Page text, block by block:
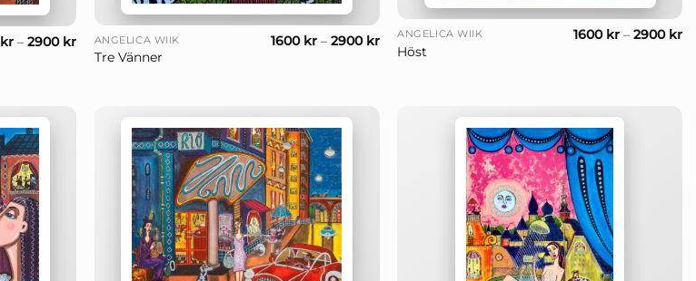
kr –2900 kr
+
ANGELICA WIIK
Tre Vänner
1600 kr– 2900 kr ANGELICA WIIK
Höst
1600 kr –2900 kr